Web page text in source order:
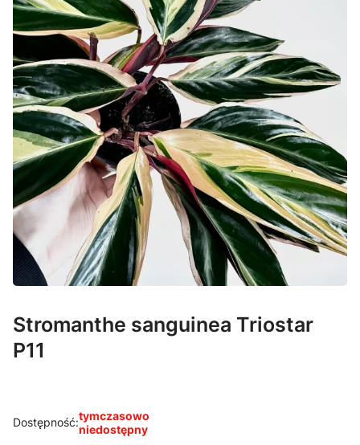
Stromanthe sanguinea Triostar
P11
Dostępność:tymczasowo
niedostępny